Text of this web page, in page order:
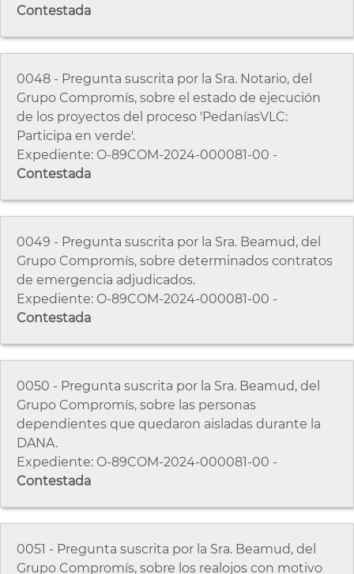
Contestada
0048 - Pregunta suscrita por la Sra. Notario, del
Grupo Compromís, sobre el estado de ejecución
de los proyectos del proceso 'PedaníasVLC:
Participa en verde'.
Expediente: O-89COM-2024-000081-00 -
Contestada
0049 - Pregunta suscrita por la Sra. Beamud, del
Grupo Compromís, sobre determinados contratos
de emergencia adjudicados.
Expediente: O-89COM-2024-000081-00 -
Contestada
0050 - Pregunta suscrita por la Sra. Beamud, del
Grupo Compromís, sobre las personas
dependientes que quedaron aisladas durante la
DANA.
Expediente: O-89COM-2024-000081-00 -
Contestada
0051 - Pregunta suscrita por la Sra. Beamud, del
Grupo Compromís, sobre los realojos con motivo